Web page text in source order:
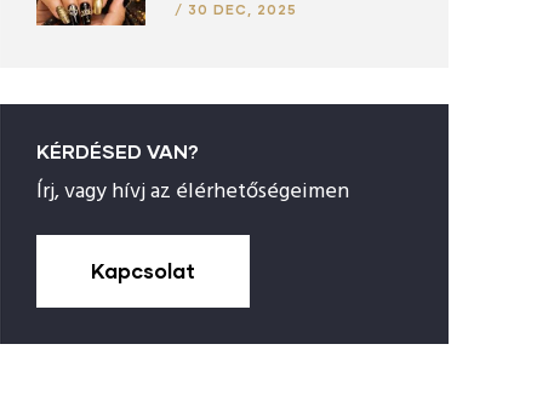
/ 30 DEC, 2025
KÉRDÉSED VAN?
Írj, vagy hívj az élérhetőségeimen
Kapcsolat